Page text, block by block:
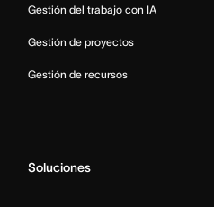
Gestión del trabajo con IA
Gestión de proyectos
Gestión de recursos
Soluciones